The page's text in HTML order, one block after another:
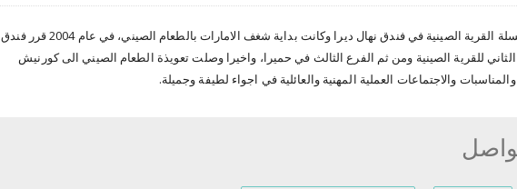
افتتح اول مطعم من سلسلة القرية الصينية في فندق نهال ديرا وكانت بداية شغف الامارات بالطعام الصيني، في عام 2004 قرر فندق
للقرية الصينية ومن ثم الفرع الثالث في حميرا، واخيرا وصلت تعويذة الطعام الصيني الى كورنيش
والمناسبات والاجتماعات العملية المهنية والعائلية في اجواء لطيفة وجميلة.